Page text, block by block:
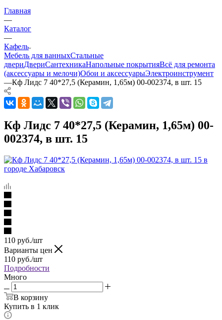
Главная
—
Каталог
—
Кафель
Мебель для ванныхСтальные
двериДвериСантехникаНапольные покрытияВсё для ремонта
(аксессуары и мелочи)Обои и аксессуарыЭлектроинструмент
—Кф Лидс 7 40*27,5 (Керамин, 1,65м) 00-002374, в шт. 15
Кф Лидс 7 40*27,5 (Керамин, 1,65м) 00-
002374, в шт. 15
110 руб./шт
Варианты цен
110 руб./шт
Подробности
Много
В корзину
Купить в 1 клик